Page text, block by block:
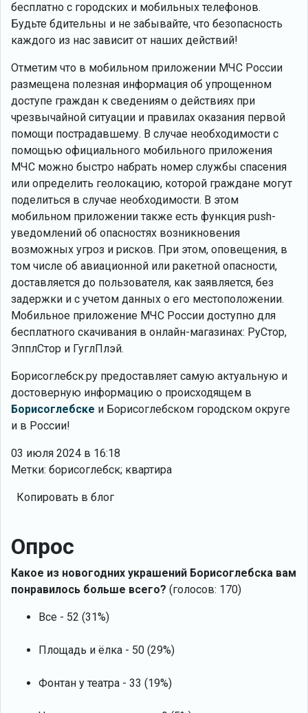
бесплатно с городских и мобильных телефонов.
Будьте бдительны и не забывайте, что безопасность
каждого из нас зависит от наших действий!
Отметим что в мобильном приложении МЧС России
размещена полезная информация об упрощенном
доступе граждан к сведениям о действиях при
чрезвычайной ситуации и правилах оказания первой
помощи пострадавшему. В случае необходимости с
помощью официального мобильного приложения
МЧС можно быстро набрать номер службы спасения
или определить геолокацию, которой граждане могут
поделиться в случае необходимости. В этом
мобильном приложении также есть функция push-
уведомлений об опасностях возникновения
возможных угроз и рисков. При этом, оповещения, в
том числе об авиационной или ракетной опасности,
доставляется до пользователя, как заявляется, без
задержки и с учетом данных о его местоположении.
Мобильное приложение МЧС России доступно для
бесплатного скачивания в онлайн-магазинах: РуCтор,
ЭпплCтор и ГуглПлэй.
Борисоглебск.ру предоставляет самую актуальную и
достоверную информацию о происходящем в
Борисоглебске и Борисоглебском городском округе
и в России!
03 июля 2024 в 16:18
Метки: борисоглебск; квартира
Копировать в блог
Опрос
Какое из новогодних украшений Борисоглебска вам
понравилось больше всего? (голосов: 170)
Все - 52 (31%)
Площадь и ёлка - 50 (29%)
Фонтан у театра - 33 (19%)